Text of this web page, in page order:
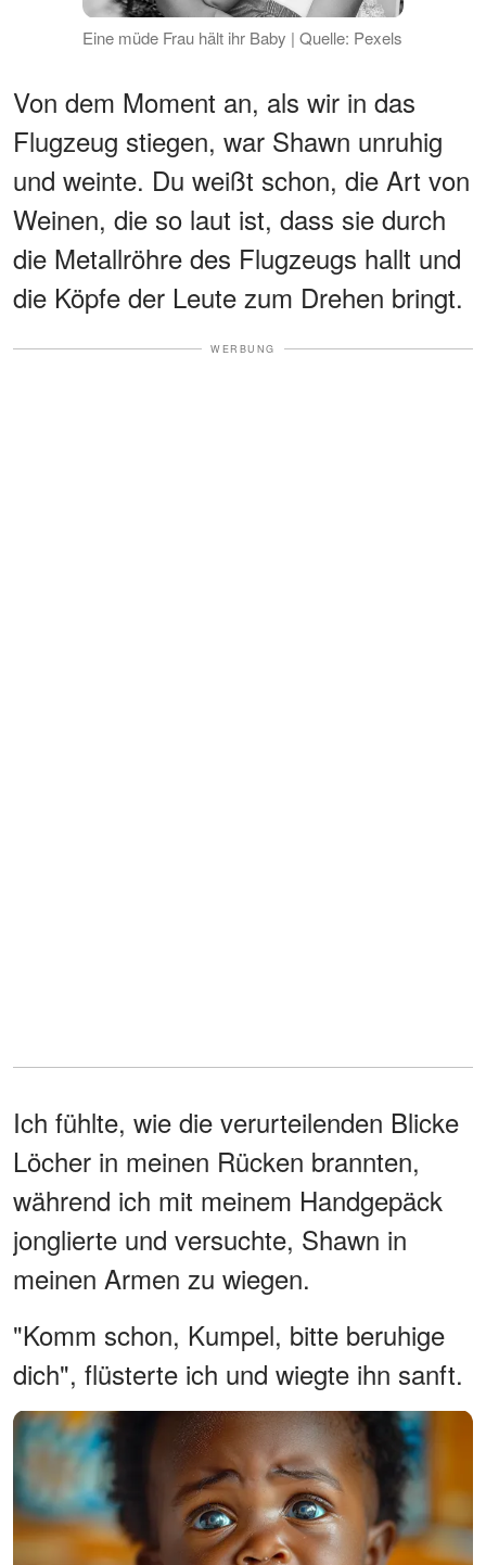
Eine müde Frau hält ihr Baby | Quelle: Pexels
Von dem Moment an, als wir in das
Flugzeug stiegen, war Shawn unruhig
und weinte. Du weißt schon, die Art von
Weinen, die so laut ist, dass sie durch
die Metallröhre des Flugzeugs hallt und
die Köpfe der Leute zum Drehen bringt.
WERBUNG
Ich fühlte, wie die verurteilenden Blicke
Löcher in meinen Rücken brannten,
während ich mit meinem Handgepäck
jonglierte und versuchte, Shawn in
meinen Armen zu wiegen.
"Komm schon, Kumpel, bitte beruhige
dich", flüsterte ich und wiegte ihn sanft.